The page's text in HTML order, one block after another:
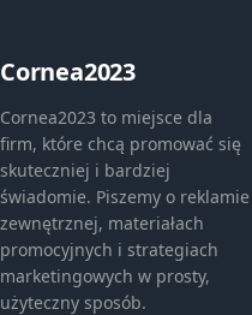
Cornea2023
Cornea2023 to miejsce dla
firm, które chcą promować się
skuteczniej i bardziej
świadomie. Piszemy o reklamie
zewnętrznej, materiałach
promocyjnych i strategiach
marketingowych w prosty,
użyteczny sposób.